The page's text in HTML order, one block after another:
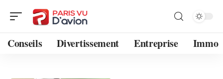
Conseils Divertissement Entreprise Immo